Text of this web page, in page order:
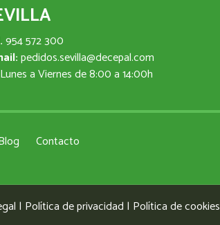
954 572 300
pedidos.sevilla@decepal.com
a Viernes de 8:00 a 14:00h
Contacto
| Política de privacidad | Política de cookies